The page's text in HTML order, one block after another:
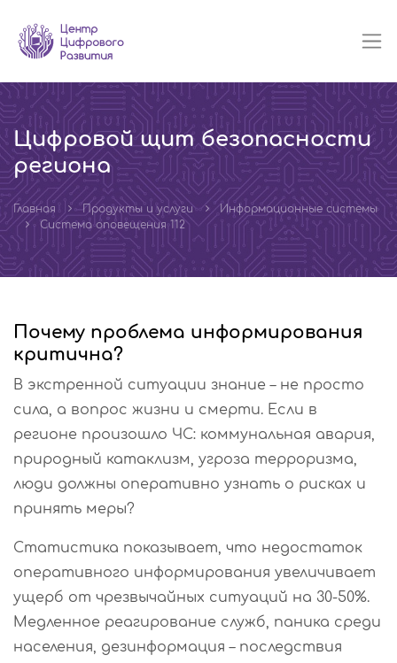
Цифровой щит безопасности
региона
Главная Продукты и услуги
Информационные системы
Система оповещения 112
Почему проблема информирования
критична?
В экстренной ситуации знание – не просто
сила, а вопрос жизни и смерти. Если в
регионе произошло ЧС: коммунальная авария,
природный катаклизм, угроза терроризма,
люди должны оперативно узнать о рисках и
принять меры?
Статистика показывает, что недостаток
оперативного информирования увеличивает
ущерб от чрезвычайных ситуаций на 30-50%.
Медленное реагирование служб, паника среди
населения, дезинформация – последствия